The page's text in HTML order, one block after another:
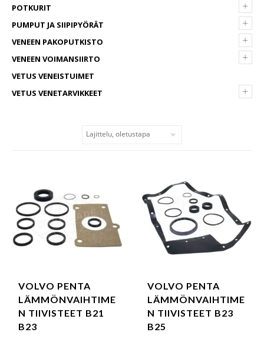
+
POTKURIT
+
PUMPUT JA SIIPIPYÖRÄT
+
VENEEN PAKOPUTKISTO
+
VENEEN VOIMANSIIRTO
VETUS VENEISTUIMET
+
VETUS VENETARVIKKEET
VOLVO PENTA
LÄMMÖNVAIHTIME
N TIIVISTEET B21
B23
VOLVO PENTA
LÄMMÖNVAIHTIME
N TIIVISTEET B23
B25